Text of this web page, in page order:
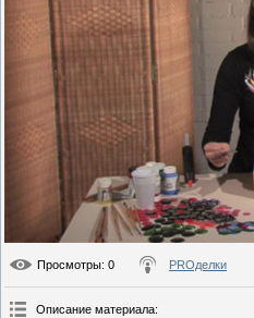
Просмотры: 0 PROделки
Описание материала: